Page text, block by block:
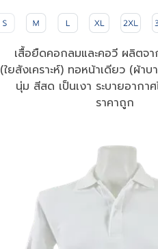
เสื้อยืดคอกลมและคอวี ผลิตจา
(ใยสังเคราะห์) ทอหน้าเดียว (ผ้าบ
นุ่ม สีสด เป็นเงา ระบายอากา
ราคาถูก